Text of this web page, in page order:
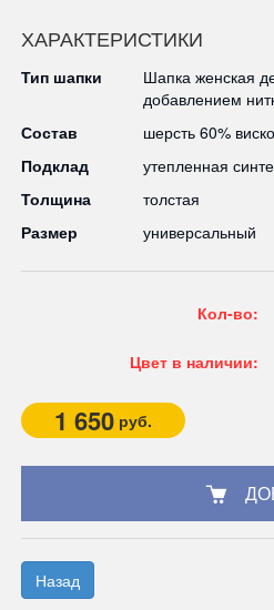
ХАРАКТЕРИСТИКИ
Тип шапки
Шапка женская
добавлением
Состав
шерсть 60%
Подклад
утепленная
Толщина
толстая
Размер
универсальный
Кол-во:
Цвет в наличии:
1 650 руб.
Назад